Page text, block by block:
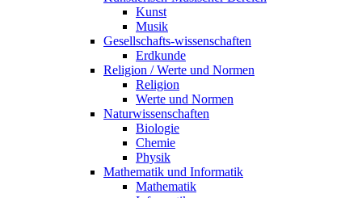
Kunst
Musik
Gesellschafts-wissenschaften
Erdkunde
Religion / Werte und Normen
Religion
Werte und Normen
Naturwissenschaften
Biologie
Chemie
Physik
Mathematik und Informatik
Mathematik